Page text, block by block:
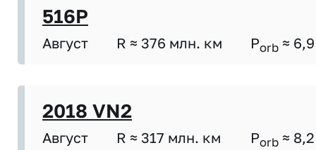
516P
Август R ≈ 376 млн. км Porb ≈ 6,9
2018 VN2
Август R ≈ 317 млн. км Porb ≈ 8,2